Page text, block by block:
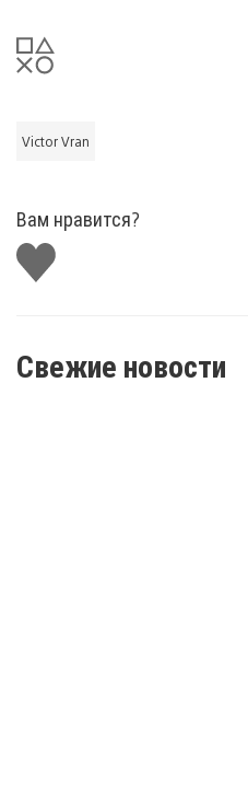
Victor Vran
Вам нравится?
Поставить
лайк
Свежие новости